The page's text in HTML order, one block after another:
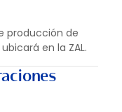
producción de
en la ZAL.